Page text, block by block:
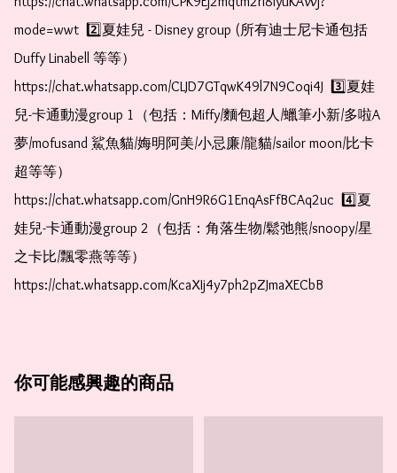
mode=wwt  2️⃣夏娃兒 - Disney group (所有迪士尼卡通包括
Duffy Linabell 等等）
https://chat.whatsapp.com/CLJD7GTqwK49l7N9Coqi4J  3️⃣夏娃
兒-卡通動漫group 1（包括：Miffy/麵包超人/蠟筆小新/多啦A
夢/mofusand 鯊魚貓/娒明阿美/小忌廉/龍貓/sailor moon/比卡
超等等）
https://chat.whatsapp.com/GnH9R6G1EnqAsFfBCAq2uc  4️⃣夏
娃兒-卡通動漫group 2（包括：角落生物/鬆弛熊/snoopy/星
之卡比/飄零燕等等）
https://chat.whatsapp.com/KcaXIj4y7ph2pZJmaXECbB
你可能感興趣的商品